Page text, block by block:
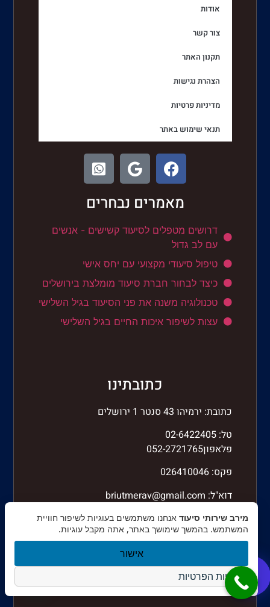
אודות
צור קשר
תקנון האתר
הצהרת נגישות
מדיניות פרטיות
תנאי שימוש באתר
מאמרים נבחרים
דרושים מטפלים לסיעוד קשישים - אנשים
עם לב גדול
טיפול סיעודי מקצועי עם יחס אישי
כיצד לבחור חברת סיעוד מומלצת בירושלים
טכנולוגיה משנה את פני הסיעוד בגיל השלישי
עצות לשיפור איכות החיים בגיל השלישי
כתובתינו
כתובת: ירמיהו 43 סנטר 1 ירושלים
טל: 02-6422405
פלאפון052-2721765
פקס: 026410046
דוא"ל: briutmerav@gmail.com
מירב שירותי סיעוד אנחנו משתמשים בעוגיות לשיפור חוויית
המשתמש. בהמשך שימושך באתר, אתה מקבל עוגיות.
אישור
מדיניות הפרטיות